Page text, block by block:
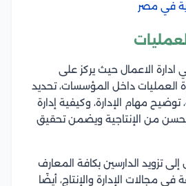
في مصر
الاعمال حيث يركز على
العمليات داخل المؤسسات، تحديد
توضيح مهام الإدارة، وكيفية إدارة
يحسن من الإنتاجية ويضمن تحقيق
تزويد الدارسين بكافة المعارف
مجالات الإدارة والإنتاج، أيضًا